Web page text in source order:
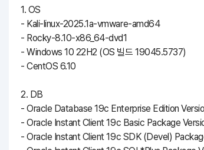
1. OS
- Kali-linux-2025.1a-vmware-amd64
- Rocky-8.10-x86_64-dvd1
- Windows 10 22H2 (OS 빌드 19045.5737)
- CentOS 6.10
2. DB
- Oracle Database 19c Enterprise Edition
- Oracle Instant Client 19c Basic Package
- Oracle Instant Client 19c SDK (Devel)